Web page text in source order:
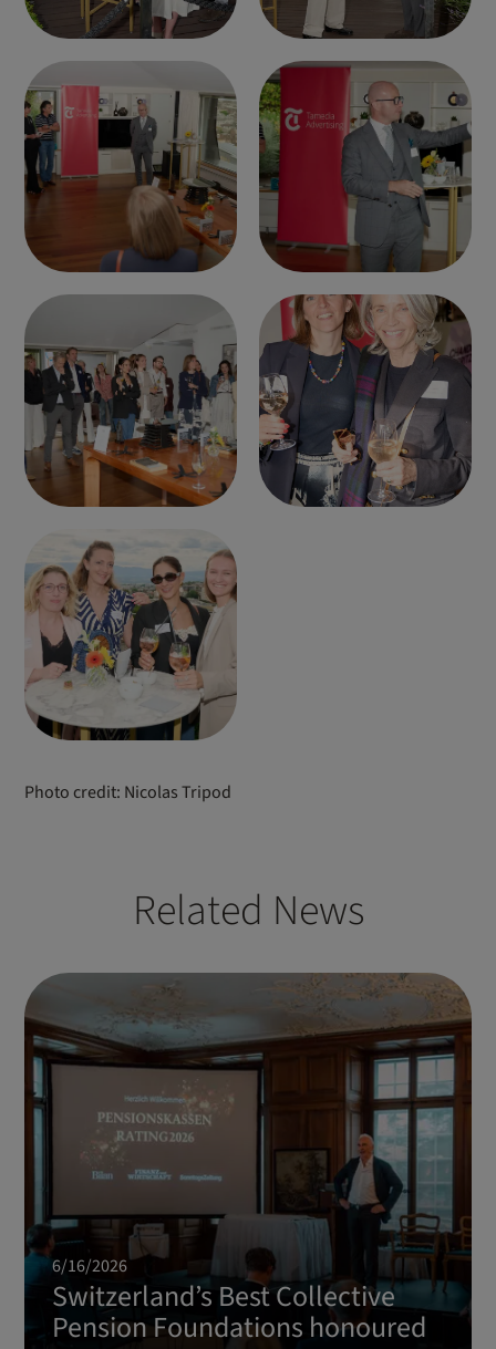
Photo credit: Nicolas Tripod
Related News
6/16/2026
Switzerland’s Best Collective
Pension Foundations honoured